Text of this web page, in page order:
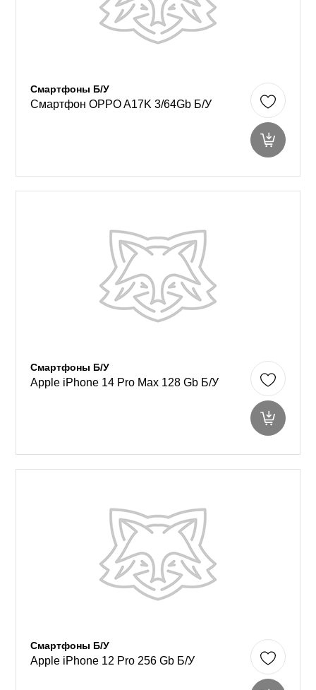
Смартфоны Б/У
Смартфон OPPO A17K 3/64Gb Б/У
Смартфоны Б/У
Apple iPhone 14 Pro Max 128 Gb Б/У
Смартфоны Б/У
Apple iPhone 12 Pro 256 Gb Б/У